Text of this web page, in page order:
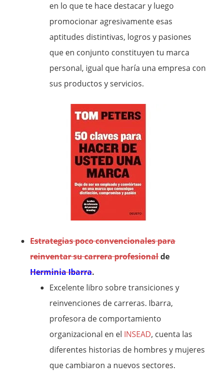
en lo que te hace destacar y luego
promocionar agresivamente esas
aptitudes distintivas, logros y pasiones
que en conjunto constituyen tu marca
personal, igual que haría una empresa con
sus productos y servicios.
Estrategias poco convencionales para
reinventar su carrera profesionalde
Herminia Ibarra.
Excelente libro sobre transiciones y
reinvenciones de carreras. Ibarra,
profesora de comportamiento
organizacional en el INSEAD, cuenta las
diferentes historias de hombres y mujeres
que cambiaron a nuevos sectores.